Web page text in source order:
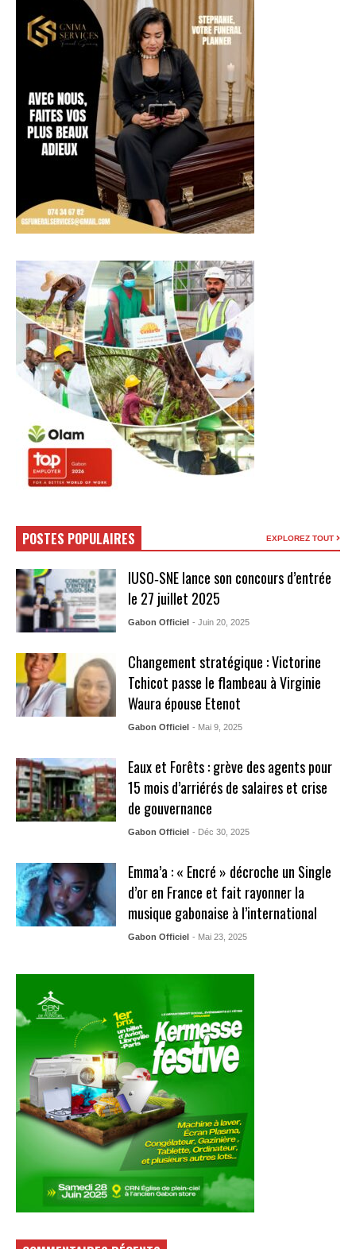
POSTES POPULAIRES EXPLOREZ TOUT
IUSO‑SNE lance son concours d’entrée
le 27 juillet 2025
Gabon Officiel - Juin 20, 2025
Changement stratégique : Victorine
Tchicot passe le flambeau à Virginie
Waura épouse Etenot
Gabon Officiel - Mai 9, 2025
Eaux et Forêts : grève des agents pour
15 mois d’arriérés de salaires et crise
de gouvernance
Gabon Officiel - Déc 30, 2025
Emma’a : « Encré » décroche un Single
d’or en France et fait rayonner la
musique gabonaise à l’international
Gabon Officiel - Mai 23, 2025